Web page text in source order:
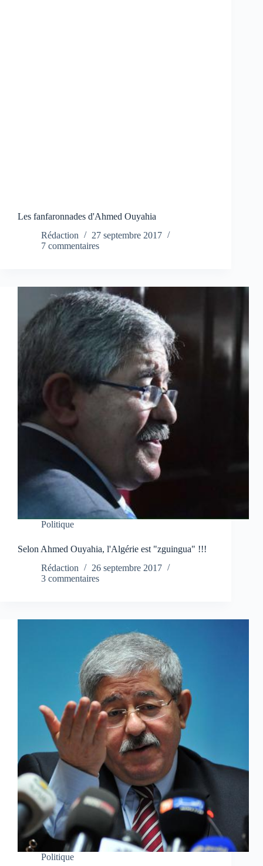
Les fanfaronnades d'Ahmed Ouyahia
Rédaction
27 septembre 2017
7 commentaires
Politique
Selon Ahmed Ouyahia, l'Algérie est "zguingua" !!!
Rédaction
26 septembre 2017
3 commentaires
Politique